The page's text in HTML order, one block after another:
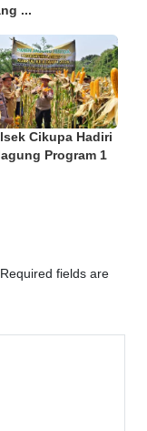
...
Cikupa Hadiri
Program 1
Required fields are